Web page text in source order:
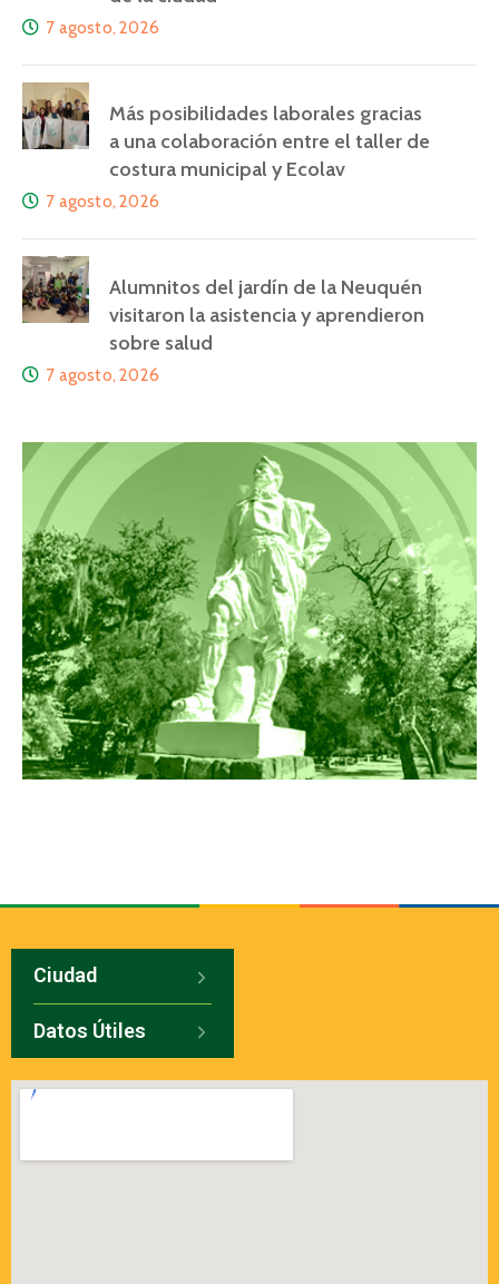
7 agosto, 2026
Más posibilidades laborales gracias
a una colaboración entre el taller de
costura municipal y Ecolav
7 agosto, 2026
Alumnitos del jardín de la Neuquén
visitaron la asistencia y aprendieron
sobre salud
7 agosto, 2026
Ciudad
Datos Útiles